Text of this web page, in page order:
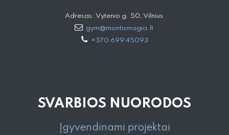
Adresas: Vytenio g. 50, Vilnius
gym@montismagia.lt
+370 699 45093
SVARBIOS NUORODOS
Įgyvendinami projektai